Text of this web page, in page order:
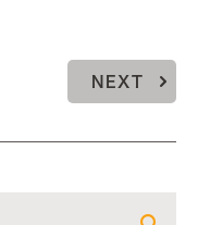
NEXT